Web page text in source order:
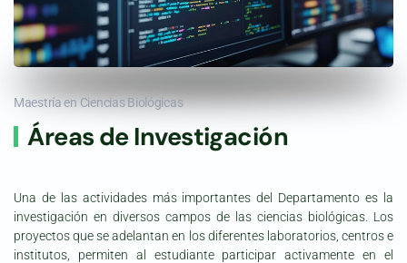
Maestría en Ciencias Biológicas
Áreas de Investigación
Una de las actividades más importantes del Departamento es la
investigación en diversos campos de las ciencias biológicas. Los
proyectos que se adelantan en los diferentes laboratorios, centros e
institutos, permiten al estudiante participar activamente en el